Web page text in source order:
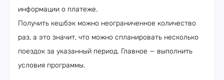
информации о платеже.
Получить кешбэк можно неограниченное количество
раз, а это значит, что можно спланировать несколько
поездок за указанный период. Главное — выполнить
условия программы.